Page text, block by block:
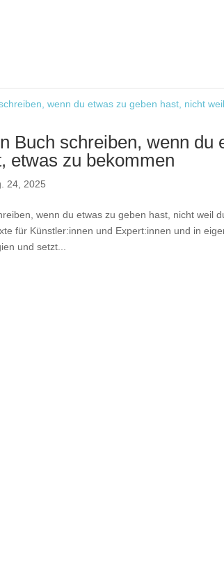
Buch schreiben, wenn du
etwas zu bekommen
24, 2025
wenn du etwas zu geben hast, nicht weil
für Künstler:innen und Expert:innen und in
und setzt...